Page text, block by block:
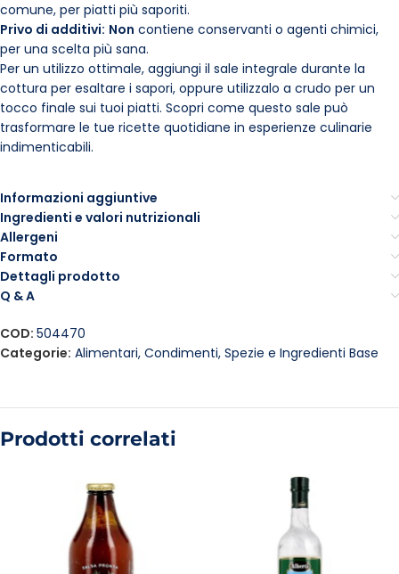
comune, per piatti più saporiti.
Privo di additivi: Non contiene conservanti o agenti chimici,
per una scelta più sana.
Per un utilizzo ottimale, aggiungi il sale integrale durante la
cottura per esaltare i sapori, oppure utilizzalo a crudo per un
tocco finale sui tuoi piatti. Scopri come questo sale può
trasformare le tue ricette quotidiane in esperienze culinarie
indimenticabili.
Informazioni aggiuntive
Ingredienti e valori nutrizionali
Allergeni
Formato
Dettagli prodotto
Q & A
COD: 504470
Categorie: Alimentari, Condimenti, Spezie e Ingredienti Base
Prodotti correlati